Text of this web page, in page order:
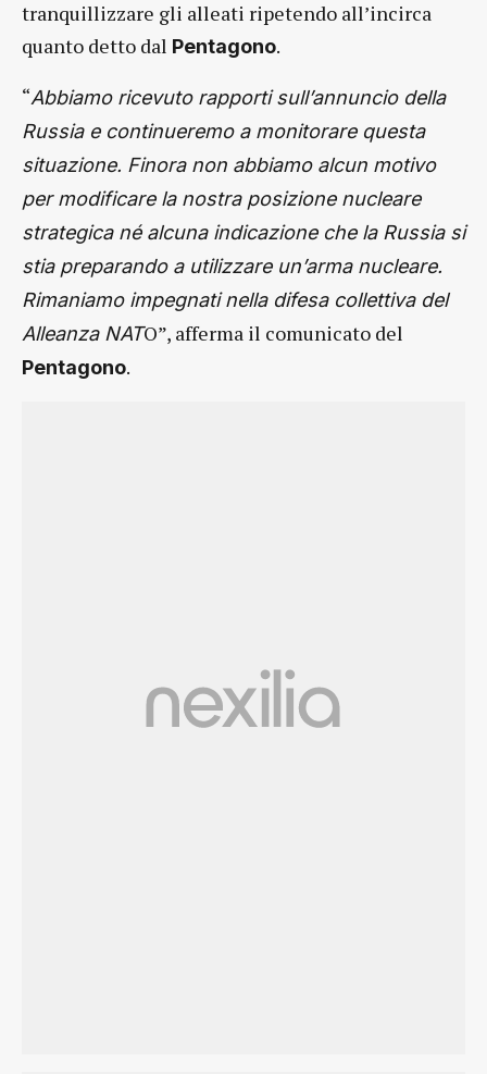
tranquillizzare gli alleati ripetendo all’incirca
quanto detto dal Pentagono.
“Abbiamo ricevuto rapporti sull’annuncio della
Russia e continueremo a monitorare questa
situazione. Finora non abbiamo alcun motivo
per modificare la nostra posizione nucleare
strategica né alcuna indicazione che la Russia si
stia preparando a utilizzare un’arma nucleare.
Rimaniamo impegnati nella difesa collettiva del
Alleanza NATO”, afferma il comunicato del
Pentagono.